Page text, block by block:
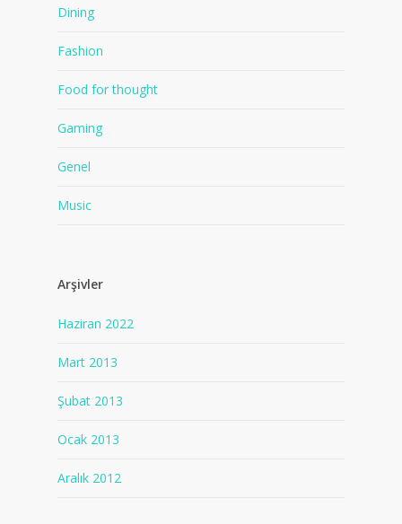
Dining
Fashion
Food for thought
Gaming
Genel
Music
Arşivler
Haziran 2022
Mart 2013
Şubat 2013
Ocak 2013
Aralık 2012